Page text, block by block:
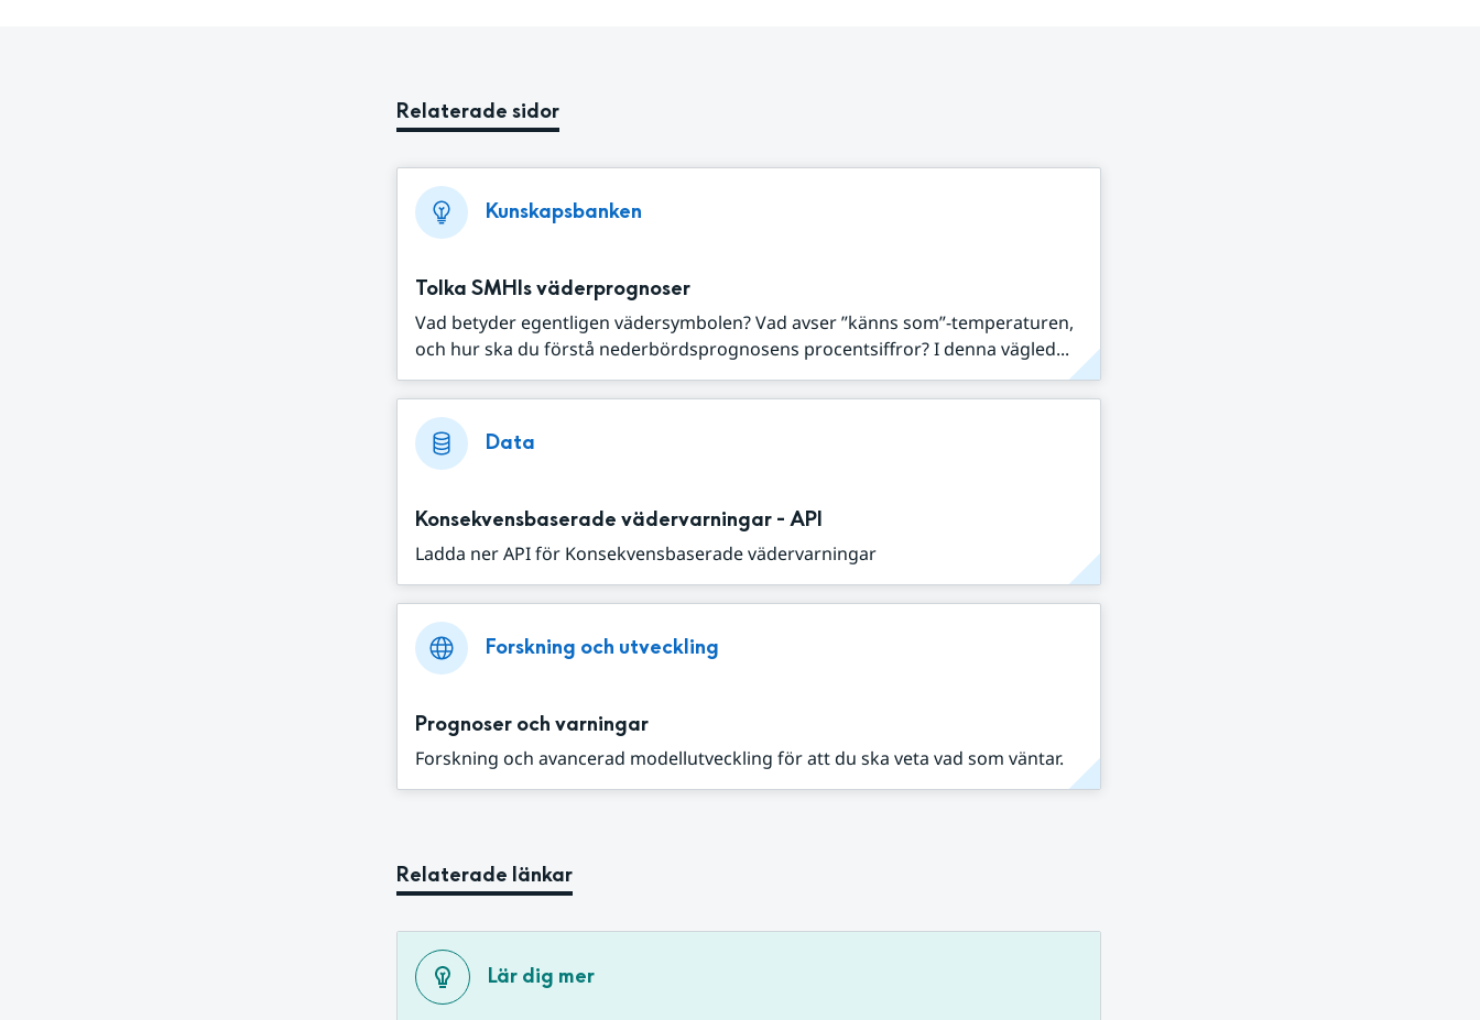
Relaterade sidor
Kunskapsbanken
Tolka SMHIs väderprognoser
Vad betyder egentligen vädersymbolen? Vad avser ”känns som”-temperaturen,
och hur ska du förstå nederbördsprognosens procentsiffror? I denna vägled...
Data
Konsekvensbaserade vädervarningar - API
Ladda ner API för Konsekvensbaserade vädervarningar
Forskning och utveckling
Prognoser och varningar
Forskning och avancerad modellutveckling för att du ska veta vad som väntar.
Relaterade länkar
Lär dig mer